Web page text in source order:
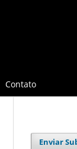
Contato
Enviar